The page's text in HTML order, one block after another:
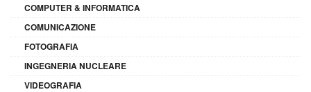
COMPUTER & INFORMATICA
COMUNICAZIONE
FOTOGRAFIA
INGEGNERIA NUCLEARE
VIDEOGRAFIA